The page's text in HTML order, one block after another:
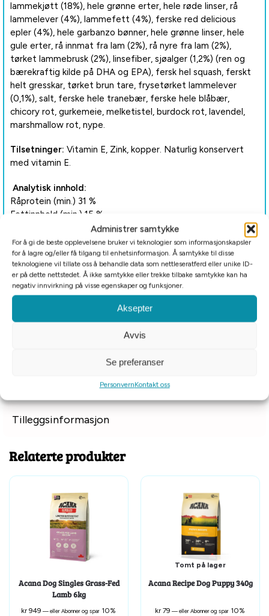
Administrer samtykke
For å gi de beste opplevelsene bruker vi teknologier som informasjonskapsler
for å lagre og/eller få tilgang til enhetsinformasjon. Å samtykke til disse
teknologiene vil tillate oss å behandle data som nettleseratferd eller unike ID-
er på dette nettstedet. Å ikke samtykke eller trekke tilbake samtykke kan ha
negativ innvirkning på visse egenskaper og funksjoner.
Aksepter
Avvis
Se preferanser
PersonvernKontakt oss
lammekjøtt (18%), hele grønne erter, hele røde linser, rå
lammelever (4%), lammefett (4%), ferske red delicious
epler (4%), hele garbanzo bønner, hele grønne linser, hele
gule erter, rå innmat fra lam (2%), rå nyre fra lam (2%),
tørket lammebrusk (2%), linsefiber, sjøalger (1,2%) (ren og
bærekraftig kilde på DHA og EPA), fersk hel squash, ferskt
helt gresskar, tørket brun tare, frysetørket lammelever
(0,1%), salt, ferske hele tranebær, ferske hele blåbær,
chicory rot, gurkemeie, melketistel, burdock rot, lavendel,
marshmallow rot, nype.
Tilsetninger: Vitamin E, Zink, kopper. Naturlig konservert
med vitamin E.
Analytisk innhold:
Råprotein (min.) 31 %
Fettinnhold (min.) 15 %
Råakse (maks.) 7,5 %
Råfiber (maks.) 5 %
Fuktighet 12 %
Kalcium / Fosfor (min.) 1,5 % / 1,1 %
Omega-6 / Omega-3 (min.) 1,8 % / 0,8 %
DHA / EPA (min.) 0,15 % / 0,1 %
Glucosamine (min.) 600 mg/kg
Chondroitin sulfate (min.) 800 mg/kg
per 250ml/120g cup), med 32% fra protein, 30% fra
Tilleggsinformasjon
Relaterte produkter
Acana Dog Singles Grass-Fed
Lamb 6kg
kr949 —eller Abonner og spar 10%
Tomt på lager
Acana Recipe Dog Puppy 340g
kr79 —eller Abonner og spar 10%